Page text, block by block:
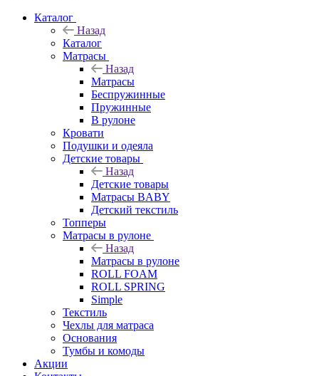
Каталог
Назад
Каталог
Матрасы
Назад
Матрасы
Беспружинные
Пружинные
В рулоне
Кровати
Подушки и одеяла
Детские товары
Назад
Детские товары
Матрасы BABY
Детский текстиль
Топперы
Матрасы в рулоне
Назад
Матрасы в рулоне
ROLL FOAM
ROLL SPRING
Simple
Текстиль
Чехлы для матраса
Основания
Тумбы и комоды
Акции